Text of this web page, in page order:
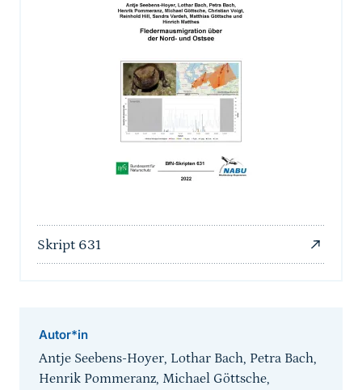
Skript 631
Autor*in
Antje Seebens-Hoyer, Lothar Bach, Petra Bach,
Henrik Pommeranz, Michael Göttsche,